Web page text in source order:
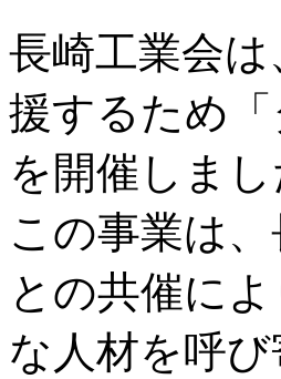
長崎工業会
援するため
を開催しまし
この事業は
との共催に
な人材を呼